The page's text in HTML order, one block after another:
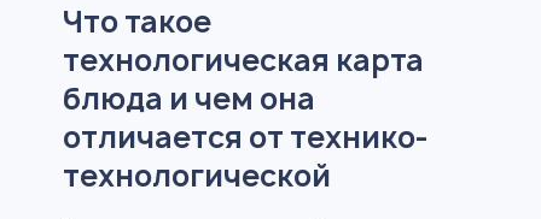
Что такое
технологическая карта
блюда и чем она
отличается от технико-
технологической